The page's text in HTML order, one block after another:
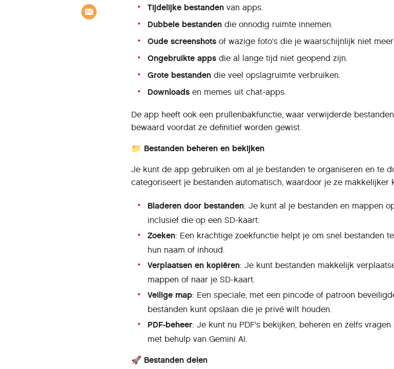
Tijdelijke bestanden van apps.
Dubbele bestanden die onnodig ruimte innemen.
Oude screenshots of wazige foto's die je waarschijnlijk niet
Ongebruikte apps die al lange tijd niet geopend zijn.
Grote bestanden die veel opslagruimte verbruiken.
Downloads en memes uit chat-apps.
De app heeft ook een prullenbakfunctie, waar verwijderde
bewaard voordat ze definitief worden gewist.
📁 Bestanden beheren en bekijken
Je kunt de app gebruiken om al je bestanden te organiseren en te
categoriseert je bestanden automatisch, waardoor je ze makkelijker
Bladeren door bestanden: Je kunt al je bestanden en mappen
inclusief die op een SD-kaart.
Zoeken: Een krachtige zoekfunctie helpt je om snel bestanden
hun naam of inhoud.
Verplaatsen en kopiëren: Je kunt bestanden makkelijk
mappen of naar je SD-kaart.
Veilige map: Een speciale, met een pincode of patroon
bestanden kunt opslaan die je privé wilt houden.
PDF-beheer: Je kunt nu PDF's bekijken, beheren en zelfs
met behulp van Gemini AI.
🚀 Bestanden delen